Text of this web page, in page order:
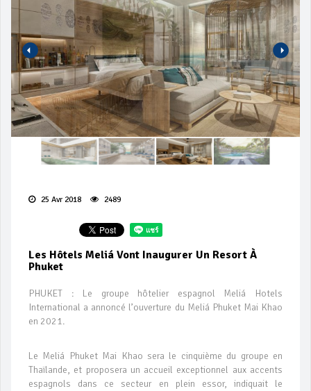
25 Avr 2018 2489
Les Hôtels Meliá Vont Inaugurer Un Resort À
Phuket
PHUKET : Le groupe hôtelier espagnol Meliá Hotels
International a annoncé l’ouverture du Meliá Phuket Mai Khao
en 2021.
Le Meliá Phuket Mai Khao sera le cinquième du groupe en
Thaïlande, et proposera un accueil exceptionnel aux accents
espagnols dans ce secteur en plein essor, indiquait le